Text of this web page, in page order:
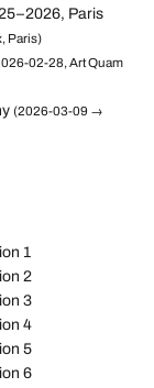
Paris
Paris)
02-28, Art Quam
(2026-03-09 →
1
2
3
4
5
6